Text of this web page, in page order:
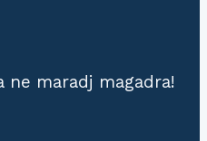
ne maradj magadra!